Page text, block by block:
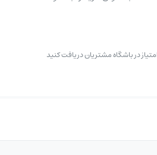
در باشگاه مشتریان دریافت کنید